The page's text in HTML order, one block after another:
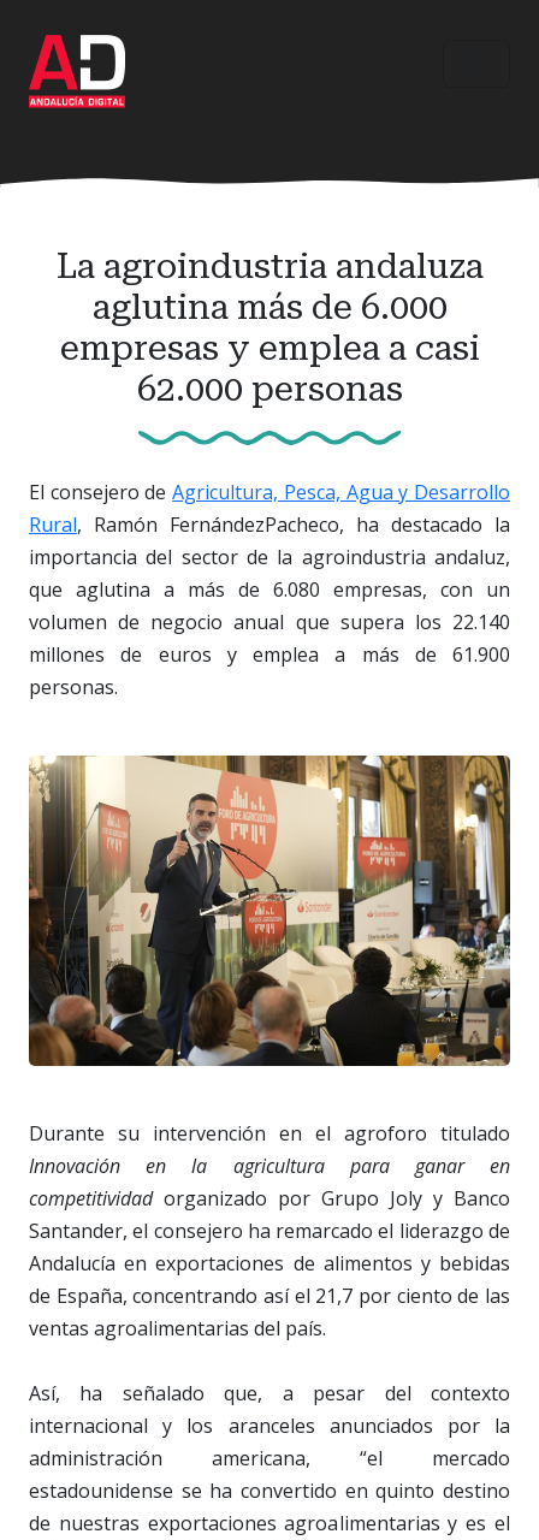
contenido
principal
La agroindustria andaluza
aglutina más de 6.000
empresas y emplea a casi
62.000 personas
El consejero deAgricultura, Pesca, Agua y Desarrollo
Rural, Ramón FernándezPacheco, ha destacado la
importancia del sector de la agroindustria andaluz,
que aglutina a más de 6.080 empresas, con un
volumen de negocio anual que supera los 22.140
millones de euros y emplea a más de 61.900
personas.
Durante su intervención en el agroforo titulado
Innovación en la agricultura para ganar en
competitividadorganizado por Grupo Joly y Banco
Santander, el consejero ha remarcado el liderazgo de
Andalucía en exportaciones de alimentos y bebidas
de España, concentrando así el 21,7 por ciento de las
ventas agroalimentarias del país.
Así, ha señalado que, a pesar del contexto
internacional y los aranceles anunciados por la
administración americana, “el mercado
estadounidense se ha convertido en quinto destino
de nuestras exportaciones agroalimentarias y es el